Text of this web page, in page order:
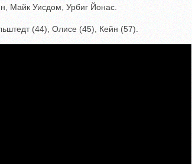
Майк Уисдом, Урбиг Йонас.
(44), Олисе (45), Кейн (57).